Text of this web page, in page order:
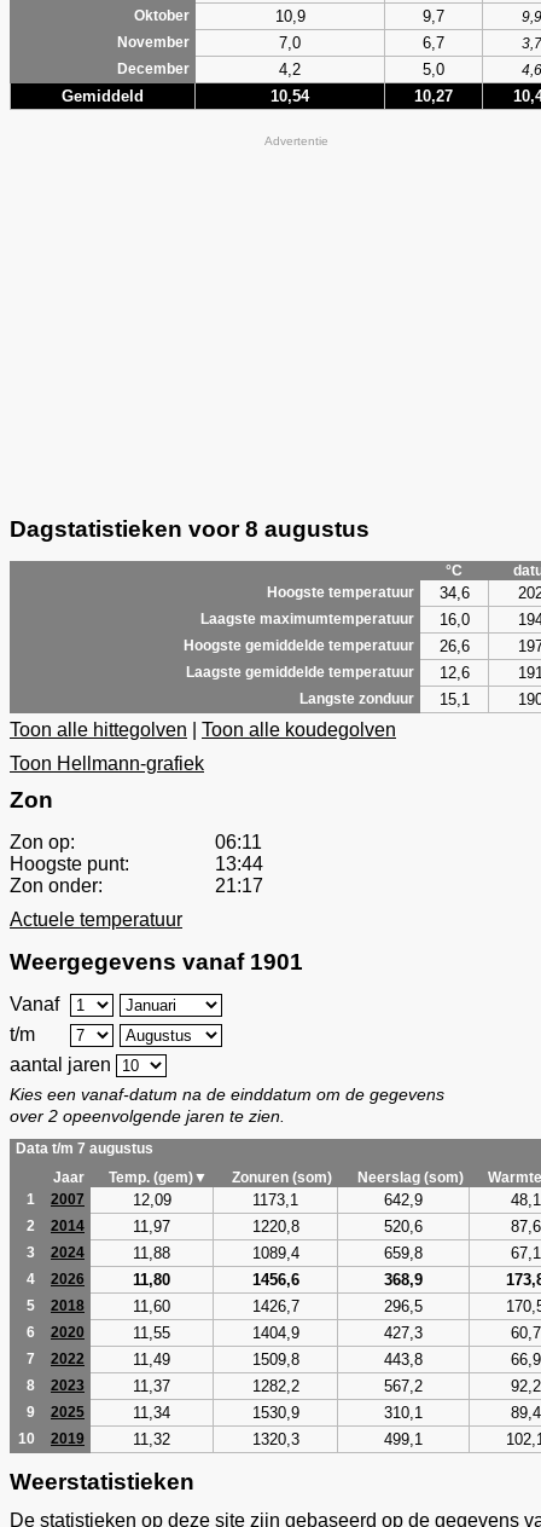
Oktober
10,9 9,7
9,9
November
7,0 6,7
3,7
December
4,2 5,0 4,6
Gemiddeld 10,54 10,27
Advertentie
Dagstatistieken voor 8 augustus
°C
Hoogste temperatuur
34,6
Laagste maximumtemperatuur 16,0
Hoogste gemiddelde temperatuur 26,6
Laagste gemiddelde temperatuur 12,6
Langste zonduur 15,1
Toon alle hittegolven
Toon alle koudegolven
Toon Hellmann-grafiek
Zon
Zon op:
06:11
Hoogste punt:
13:44
Zon onder:
21:17
Actuele temperatuur
Weergegevens vanaf 1901
Vanaf
t/m
aantal jaren
Kies een vanaf-datum na de einddatum om de gegevens
over 2 opeenvolgende jaren te zien.
Data t/m 7 augustus
Jaar
Temp. (gem)▼ Zonuren (som) Neerslag (som)
1
2007 12,09 1173,1 642,9 48,1
2 2014 11,97 1220,8 520,6 87,6
3 2024 11,88 1089,4 659,8 67,1
4 2026 11,80 1456,6 368,9
5 2018 11,60 1426,7 296,5
6 2020 11,55 1404,9 427,3 60,7
7 2022 11,49 1509,8 443,8 66,9
8 2023 11,37 1282,2 567,2 92,2
9 2025 11,34 1530,9 310,1 89,4
10 2019 11,32 1320,3 499,1
Weerstatistieken
De statistieken op deze site zijn gebaseerd op de gegevens